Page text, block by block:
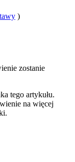
)
zostanie
tego artykułu.
na więcej